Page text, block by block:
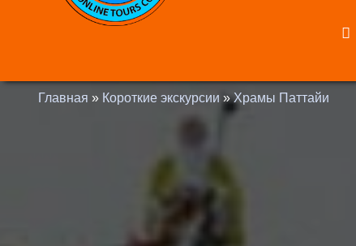
Главная » Короткие экскурсии »Храмы Паттайи